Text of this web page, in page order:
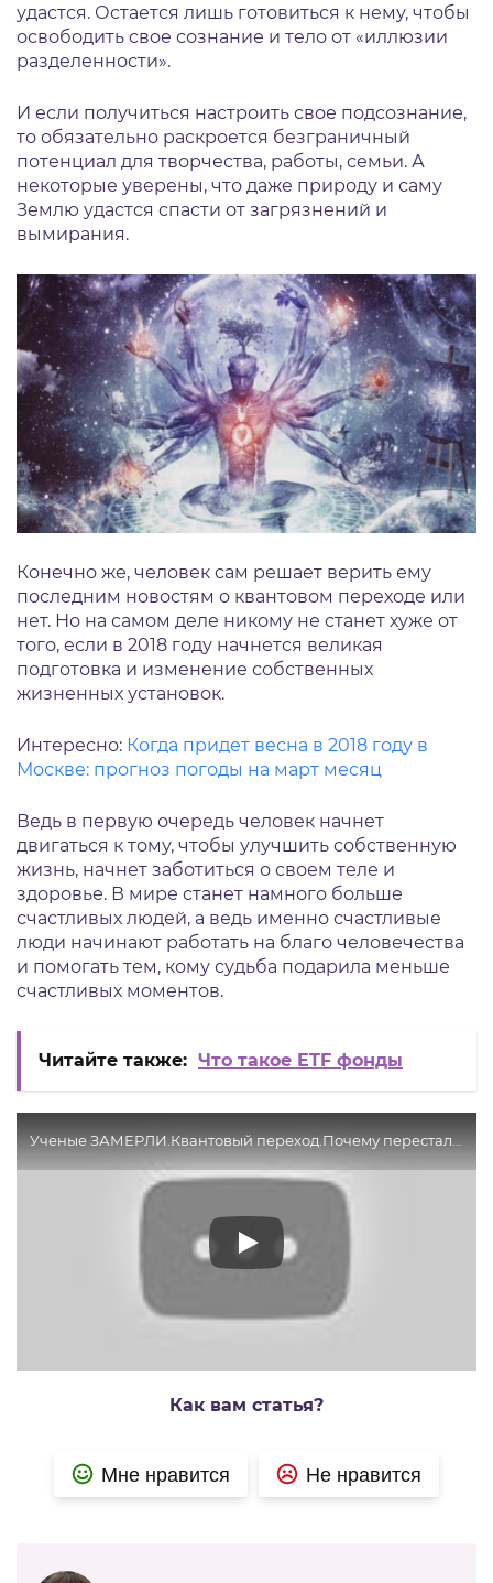
удастся. Остается лишь готовиться к нему, чтобы
освободить свое сознание и тело от «иллюзии
разделенности».
И если получиться настроить свое подсознание,
то обязательно раскроется безграничный
потенциал для творчества, работы, семьи. А
некоторые уверены, что даже природу и саму
Землю удастся спасти от загрязнений и
вымирания.
Конечно же, человек сам решает верить ему
последним новостям о квантовом переходе или
нет. Но на самом деле никому не станет хуже от
того, если в 2018 году начнется великая
подготовка и изменение собственных
жизненных установок.
Интересно: Когда придет весна в 2018 году в
Москве: прогноз погоды на март месяц
Ведь в первую очередь человек начнет
двигаться к тому, чтобы улучшить собственную
жизнь, начнет заботиться о своем теле и
здоровье. В мире станет намного больше
счастливых людей, а ведь именно счастливые
люди начинают работать на благо человечества
и помогать тем, кому судьба подарила меньше
счастливых моментов.
Читайте также: Что такое ETF фонды
Ученые ЗАМЕРЛИ.Квантовый переход.Почему перестали работать законы ФИЗИКИ.Тайны Чапман
Как вам статья?
Мне нравится Не нравится